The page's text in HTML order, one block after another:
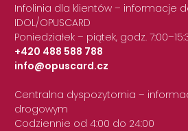
Infolinia dla klientów – informacje
IDOL/OPUSCARD
Poniedziałek – piątek, godz.
+420 488 588 788
|
info@opuscard.cz
Centralna dyspozytornia –
drogowym
Codziennie od 4:00 do 24:00